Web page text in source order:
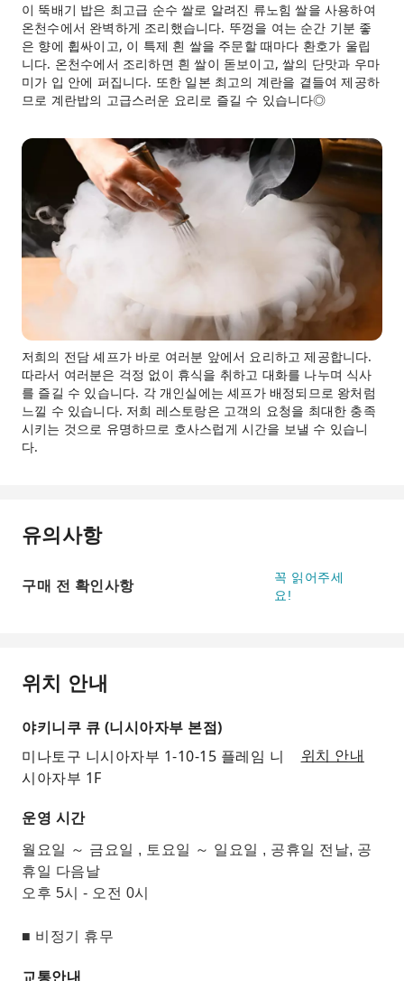
이 뚝배기 밥은 최고급 순수 쌀로 알려진 류노힘 쌀을 사용하여
온천수에서 완벽하게 조리했습니다. 뚜껑을 여는 순간 기분 좋
은 향에 휩싸이고, 이 특제 흰 쌀을 주문할 때마다 환호가 울립
니다. 온천수에서 조리하면 흰 쌀이 돋보이고, 쌀의 단맛과 우마
미가 입 안에 퍼집니다. 또한 일본 최고의 계란을 곁들여 제공하
므로 계란밥의 고급스러운 요리로 즐길 수 있습니다◎
저희의 전담 셰프가 바로 여러분 앞에서 요리하고 제공합니다.
따라서 여러분은 걱정 없이 휴식을 취하고 대화를 나누며 식사
를 즐길 수 있습니다. 각 개인실에는 셰프가 배정되므로 왕처럼
느낄 수 있습니다. 저희 레스토랑은 고객의 요청을 최대한 충족
시키는 것으로 유명하므로 호사스럽게 시간을 보낼 수 있습니
다.
유의사항
구매 전 확인사항
꼭 읽어주세
요!
위치 안내
야키니쿠 큐 (니시아자부 본점)
미나토구 니시아자부 1-10-15 플레임 니
시아자부 1F
위치 안내
운영 시간
월요일 ～ 금요일 , 토요일 ～ 일요일 , 공휴일 전날, 공
휴일 다음날
오후 5시 - 오전 0시
■ 비정기 휴무
교통안내